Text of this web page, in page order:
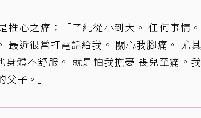
椎心之痛：「子純從小到大。 任何事情
最近很常打電話給我。 關心我腳痛。 尤
體不舒服。 就是怕我擔憂 喪兒至痛。
子。」